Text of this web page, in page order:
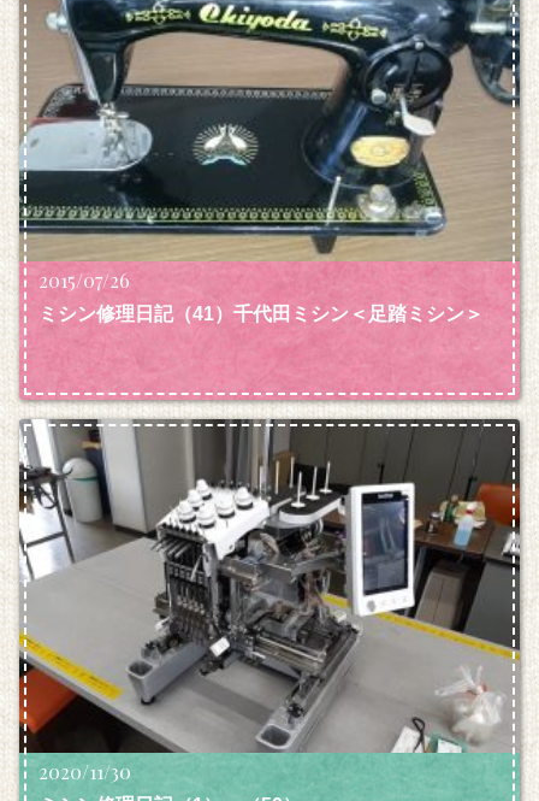
2015/07/26
ミシン修理日記（41）千代田ミシン＜足踏ミシン＞
2020/11/30